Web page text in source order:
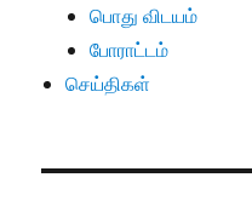
பொது விடயம்
போராட்டம்
செய்திகள்